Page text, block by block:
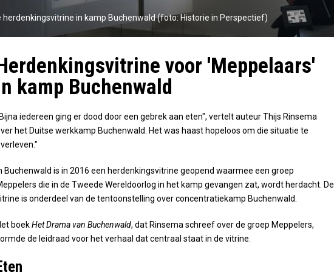
herdenkingsvitrine in kamp Buchenwald (foto: Historie in Perspectief)
voor 'Meppelaars'
kamp Buchenwald
iedereen ging er dood door een gebrek aan eten", vertelt auteur Thijs Rinsema
het Duitse werkkamp Buchenwald. Het was haast hopeloos om die situatie te
Buchenwald is in 2016 een herdenkingsvitrine geopend waarmee een groep
die in de Tweede Wereldoorlog in het kamp gevangen zat, wordt herdacht. De
is onderdeel van de tentoonstelling over concentratiekamp Buchenwald.
boekHet Drama van Buchenwald, dat Rinsema schreef over de groep Meppelers,
de leidraad voor het verhaal dat centraal staat in de vitrine.